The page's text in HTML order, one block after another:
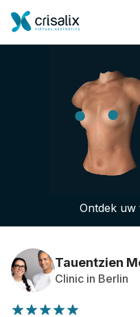
Huis chirurg
3D business platform
Patiëntrecensies
Ontdek uw
Tauentzien
Clinic in Berlin